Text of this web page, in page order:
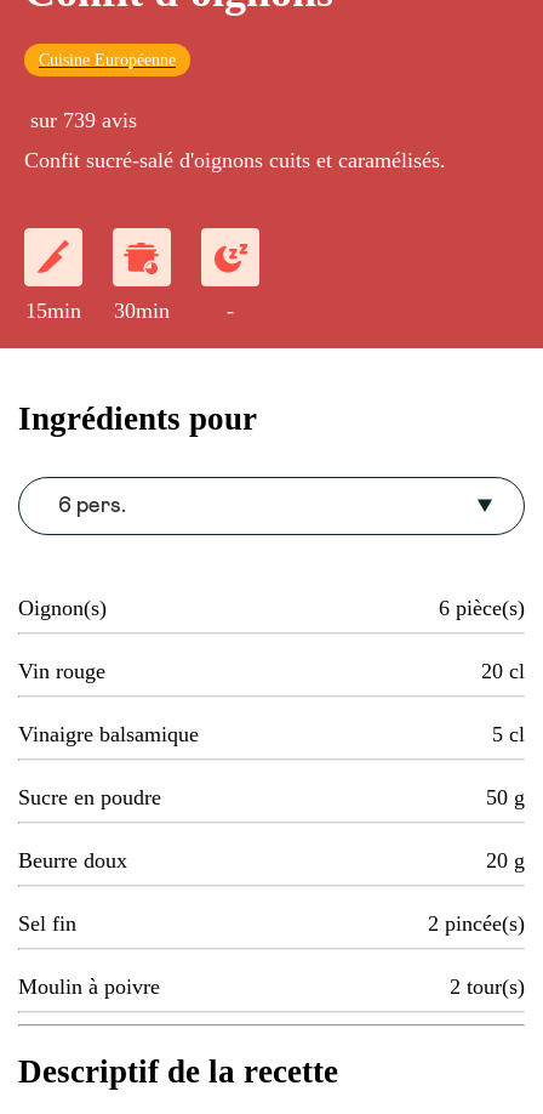
Cuisine Européenne
sur 739 avis
Confit sucré-salé d'oignons cuits et caramélisés.
15min 30min -
Ingrédients pour
6 pers.
Oignon(s) 6 pièce(s)
Vin rouge 20 cl
Vinaigre balsamique 5 cl
Sucre en poudre 50 g
Beurre doux 20 g
Sel fin 2 pincée(s)
Moulin à poivre 2 tour(s)
Descriptif de la recette